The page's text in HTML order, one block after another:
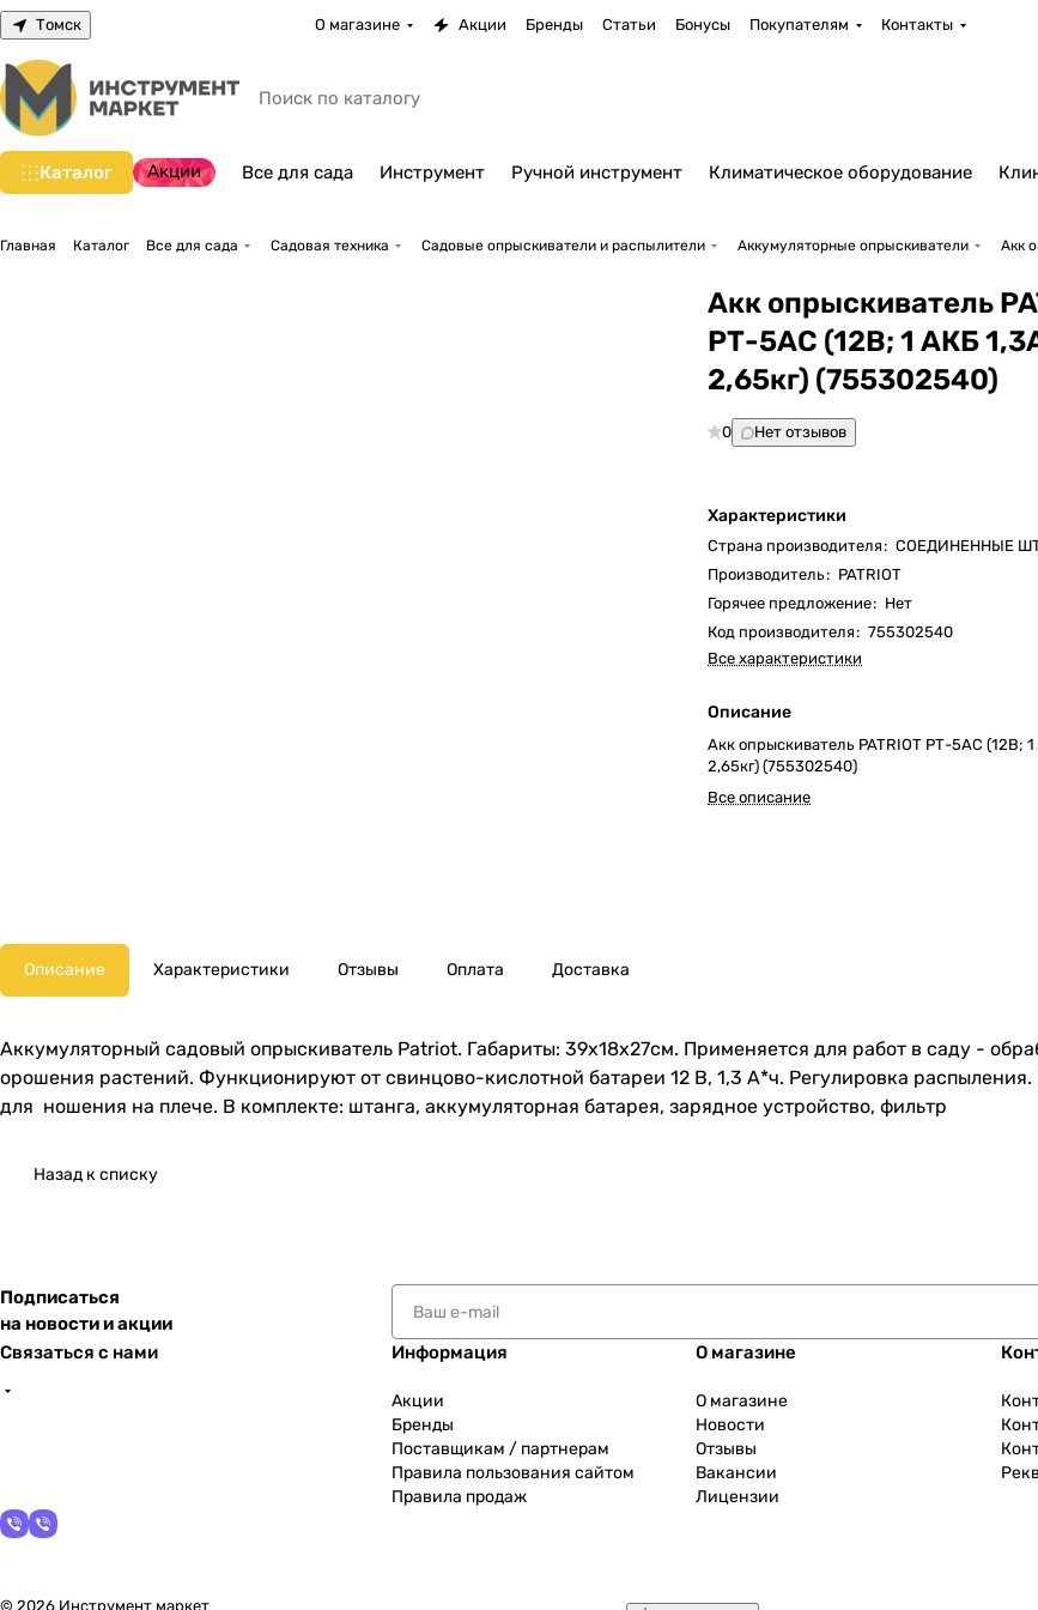
Томск О магазине Акции Бренды Статьи Бонусы Покупателям Контакты
Каталог Акции Все для сада Инструмент Ручной инструмент Климатическое оборудование
Главная Каталог Все для сада Садовая техника Садовые опрыскиватели и распылители Аккумуляторные опрыскиватели Акк
Акк опрыскиватель
РТ-5АС (12В; 1 АКБ
2,65кг) (755302540)
0 Нет отзывов
Характеристики
Страна производителя: СОЕДИНЕННЫЕ
Производитель: PATRIOT
Горячее предложение: Нет
Код производителя: 755302540
Все характеристики
Описание
Акк опрыскиватель PATRIOT РТ-5АС (12В;
2,65кг) (755302540)
Все описание
Описание Характеристики Отзывы Оплата Доставка
Аккумуляторный садовый опрыскиватель Patriot. Габариты: 39х18х27см. Применяется для работ в саду -
орошения растений. Функционируют от свинцово-кислотной батареи 12 В, 1,3 А*ч. Регулировка
для ношения на плече. В комплекте: штанга, аккумуляторная батарея, зарядное устройство, фильтр
Назад к списку
Подписаться
на новости и акции
Связаться с нами
Информация
Акции
Бренды
Поставщикам / партнерам
Правила пользования сайтом
Правила продаж
О магазине
О магазине
Новости
Отзывы
Вакансии
Лицензии
© 2026 Инструмент маркет